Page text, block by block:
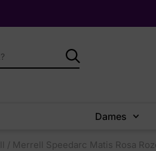
Dames
/ Merrell Speedarc Matis Rosa